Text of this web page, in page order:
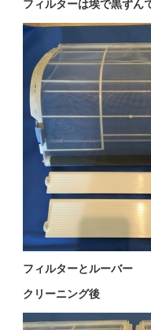
フィルターは埃で黒ずん
フィルターとルーバー
クリーニング後